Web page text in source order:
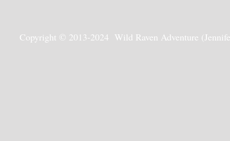
Copyright © 2013-2024 Wild Raven Adventure